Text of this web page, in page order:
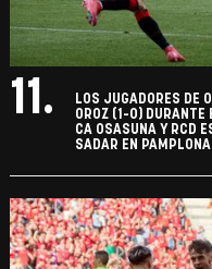
11.
LOS JUGADORES DE
OROZ (1-0) DURANTE
CA OSASUNA Y RCD
SADAR EN